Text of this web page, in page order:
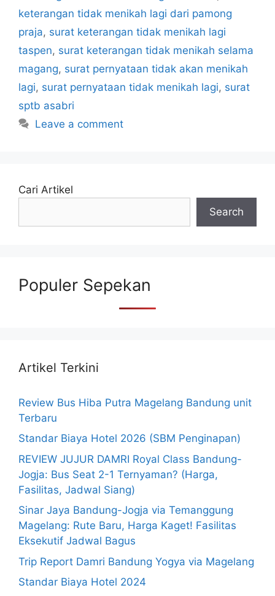
keterangan tidak menikah lagi dari pamong
praja, surat keterangan tidak menikah lagi
taspen, surat keterangan tidak menikah selama
magang, surat pernyataan tidak akan menikah
lagi, surat pernyataan tidak menikah lagi, surat
sptb asabri
Leave a comment
Cari Artikel
Search
Populer Sepekan
Artikel Terkini
Review Bus Hiba Putra Magelang Bandung unit
Terbaru
Standar Biaya Hotel 2026 (SBM Penginapan)
REVIEW JUJUR DAMRI Royal Class Bandung-
Jogja: Bus Seat 2-1 Ternyaman? (Harga,
Fasilitas, Jadwal Siang)
Sinar Jaya Bandung-Jogja via Temanggung
Magelang: Rute Baru, Harga Kaget! Fasilitas
Eksekutif Jadwal Bagus
Trip Report Damri Bandung Yogya via Magelang
Standar Biaya Hotel 2024